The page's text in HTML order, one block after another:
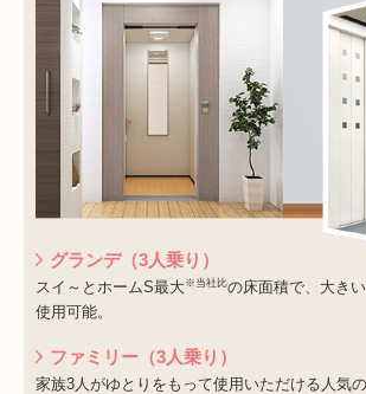
グランデ（3人乗り）
スイ～とホームS最大※当社比の床面積で、大き
使用可能。
ファミリー（3人乗り）
家族3人がゆとりをもって使用いただける人気